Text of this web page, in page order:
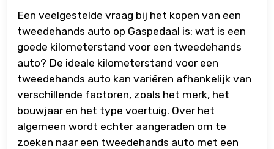
Een veelgestelde vraag bij het kopen van een
tweedehands auto op Gaspedaal is: wat is een
goede kilometerstand voor een tweedehands
auto? De ideale kilometerstand voor een
tweedehands auto kan variëren afhankelijk van
verschillende factoren, zoals het merk, het
bouwjaar en het type voertuig. Over het
algemeen wordt echter aangeraden om te
zoeken naar een tweedehands auto met een